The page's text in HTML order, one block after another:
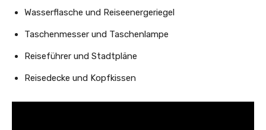
Wasserflasche und Reiseenergeriegel
Taschenmesser und Taschenlampe
Reiseführer und Stadtpläne
Reisedecke und Kopfkissen